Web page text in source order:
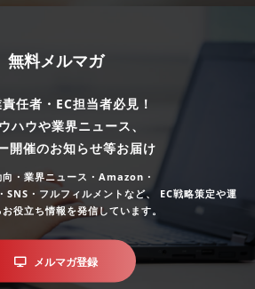
無料メルマガ
任者・EC担当者必見！
ハウや業界ニュース、
開催のお知らせ等お届け
向・業界ニュース・Amazon・
・フルフィルメントなど、
EC戦略策定や運
役立ち情報を発信しています。
メルマガ登録